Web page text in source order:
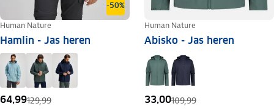
-50%
Human Nature
Hamlin - Jas heren
64,99129,99
Human Nature
Abisko - Jas heren
33,00109,99